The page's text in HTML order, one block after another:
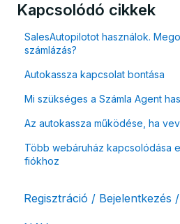
Kapcsolódó cikkek
SalesAutopilotot használok.
számlázás?
Autokassza kapcsolat bontása
Mi szükséges a Számla Agent
Az autokassza működése, ha
Több webáruház kapcsolódása
fiókhoz
Regisztráció / Bejelentkezés